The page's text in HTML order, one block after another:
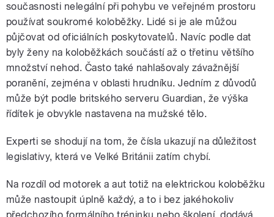
současnosti nelegální při pohybu ve veřejném prostoru
používat soukromé koloběžky. Lidé si je ale můžou
půjčovat od oficiálních poskytovatelů. Navíc podle dat
byly ženy na koloběžkách součástí až o třetinu většího
množství nehod. Často také nahlašovaly závažnější
poranění, zejména v oblasti hrudníku. Jedním z důvodů
může být podle britského serveru Guardian, že výška
řídítek je obvykle nastavena na mužské tělo.
Experti se shodují na tom, že čísla ukazují na důležitost
legislativy, která ve Velké Británii zatím chybí.
Na rozdíl od motorek a aut totiž na elektrickou koloběžku
může nastoupit úplně každý, a to i bez jakéhokoliv